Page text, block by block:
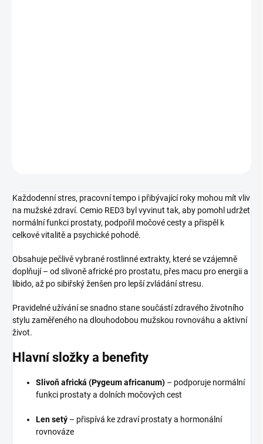
Každodenní stres, pracovní tempo i přibývající roky mohou mít vliv
na mužské zdraví. Cemio RED3 byl vyvinut tak, aby pomohl udržet
normální funkci prostaty, podpořil močové cesty a přispěl k
celkové vitalitě a psychické pohodě.
Obsahuje pečlivě vybrané rostlinné extrakty, které se vzájemně
doplňují – od slivoně africké pro prostatu, přes macu pro energii a
libido, až po sibiřský ženšen pro lepší zvládání stresu.
Pravidelné užívání se snadno stane součástí zdravého životního
stylu zaměřeného na dlouhodobou mužskou rovnováhu a aktivní
život.
Hlavní složky a benefity
Slivoň africká (Pygeum africanum) – podporuje normální
funkci prostaty a dolních močových cest
Len setý – přispívá ke zdraví prostaty a hormonální
rovnováze